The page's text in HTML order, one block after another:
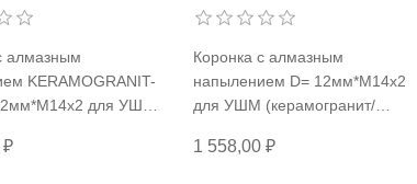
алмазным
KERAMOGRANIT-
для УШМ
камень/керамика/
₽
Коронка с алмазным
напылением D= 12мм*М14x2
для УШМ (керамогранит/
керамика/ бетон/кирпич), сухой/
1 558,00 ₽